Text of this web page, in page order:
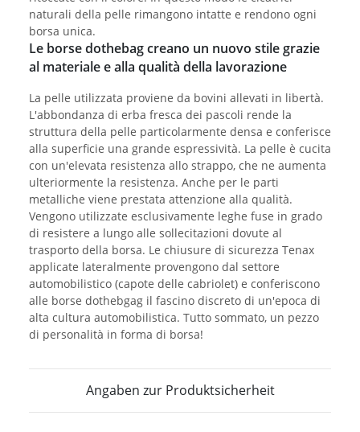
naturali della pelle rimangono intatte e rendono ogni
borsa unica.
Le borse dothebag creano un nuovo stile grazie
al materiale e alla qualità della lavorazione
La pelle utilizzata proviene da bovini allevati in libertà.
L'abbondanza di erba fresca dei pascoli rende la
struttura della pelle particolarmente densa e conferisce
alla superficie una grande espressività. La pelle è cucita
con un'elevata resistenza allo strappo, che ne aumenta
ulteriormente la resistenza. Anche per le parti
metalliche viene prestata attenzione alla qualità.
Vengono utilizzate esclusivamente leghe fuse in grado
di resistere a lungo alle sollecitazioni dovute al
trasporto della borsa. Le chiusure di sicurezza Tenax
applicate lateralmente provengono dal settore
automobilistico (capote delle cabriolet) e conferiscono
alle borse dothebgag il fascino discreto di un'epoca di
alta cultura automobilistica. Tutto sommato, un pezzo
di personalità in forma di borsa!
Angaben zur Produktsicherheit